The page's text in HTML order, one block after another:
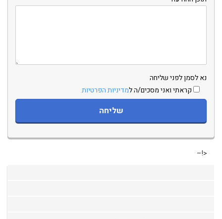
נא לסמן לפני שליחה
קראתי ואני מסכים/ה למדיניות הפרטיות
<!–